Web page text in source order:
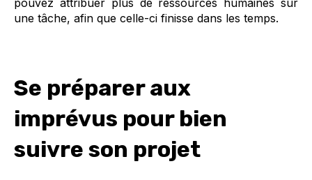
une tâche, afin que celle-ci finisse dans les temps.
Se préparer aux
imprévus pour bien
suivre son projet